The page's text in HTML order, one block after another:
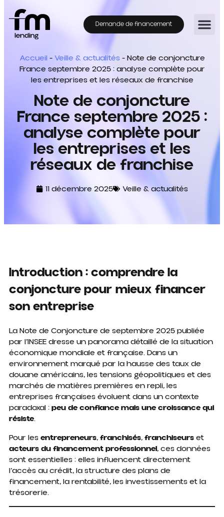
Demande de financement
Accueil -Veille & actualités -Note de conjoncture
France septembre 2025 : analyse complète pour
les entreprises et les réseaux de franchise
Note de conjoncture
France septembre 2025 :
analyse complète pour
les entreprises et les
réseaux de franchise
11 décembre 2025 Veille & actualités
Introduction : comprendre la
conjoncture pour mieux financer
son entreprise
La Note de Conjoncture de septembre 2025 publiée
par l’INSEE dresse un panorama détaillé de la situation
économique mondiale et française. Dans un
environnement marqué par la hausse des taux de
douane américains, les tensions géopolitiques et des
marchés de matières premières en repli, les
entreprises françaises évoluent dans un contexte
paradoxal :peu de confiance mais une croissance qui
résiste.
Pour lesentrepreneurs,franchisés,franchiseurset
acteurs du financement professionnel, ces données
sont essentielles : elles influencent directement
l’accès au crédit, la structure des plans de
financement, la rentabilité, les investissements et la
trésorerie.